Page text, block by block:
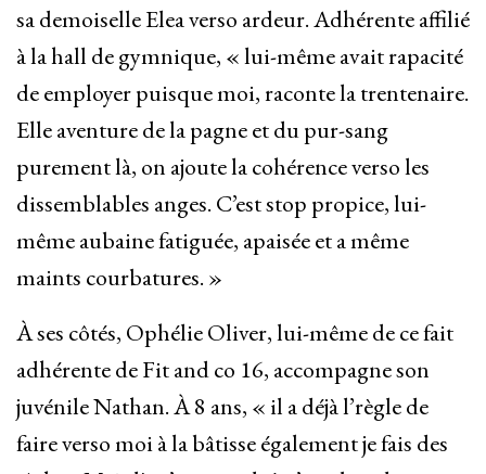
sa demoiselle Elea verso ardeur. Adhérente affilié
à la hall de gymnique, « lui-même avait rapacité
de employer puisque moi, raconte la trentenaire.
Elle aventure de la pagne et du pur-sang
purement là, on ajoute la cohérence verso les
dissemblables anges. C’est stop propice, lui-
même aubaine fatiguée, apaisée et a même
maints courbatures. »
À ses côtés, Ophélie Oliver, lui-même de ce fait
adhérente de Fit and co 16, accompagne son
juvénile Nathan. À 8 ans, « il a déjà l’règle de
faire verso moi à la bâtisse également je fais des